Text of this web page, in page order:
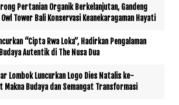
Pertanian Organik Berkelanjutan, Gandeng
Owl Tower Bali Konservasi Keanekaragaman Hayati
“Cipta Rwa Loka”, Hadirkan Pengalaman
Autentik di The Nusa Dua
Lombok Luncurkan Logo Dies Natalis ke-
Makna Budaya dan Semangat Transformasi